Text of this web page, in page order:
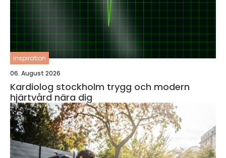
inspiration
06. August 2026
Kardiolog stockholm trygg och modern
hjärtvård nära dig